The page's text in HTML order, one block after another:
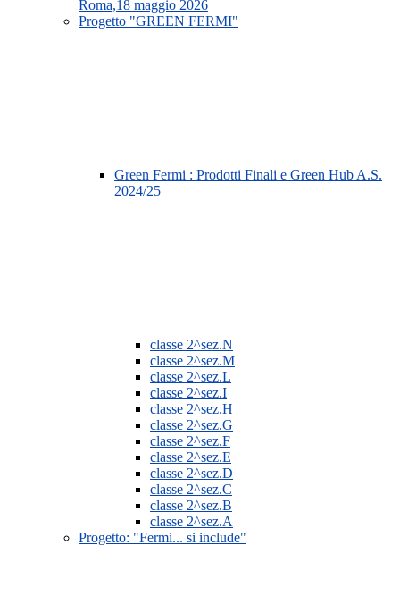
Roma,18 maggio 2026
Progetto "GREEN FERMI"
Green Fermi : Prodotti Finali e Green Hub A.S.
2024/25
classe 2^sez.N
classe 2^sez.M
classe 2^sez.L
classe 2^sez.I
classe 2^sez.H
classe 2^sez.G
classe 2^sez.F
classe 2^sez.E
classe 2^sez.D
classe 2^sez.C
classe 2^sez.B
classe 2^sez.A
Progetto: "Fermi... si include"